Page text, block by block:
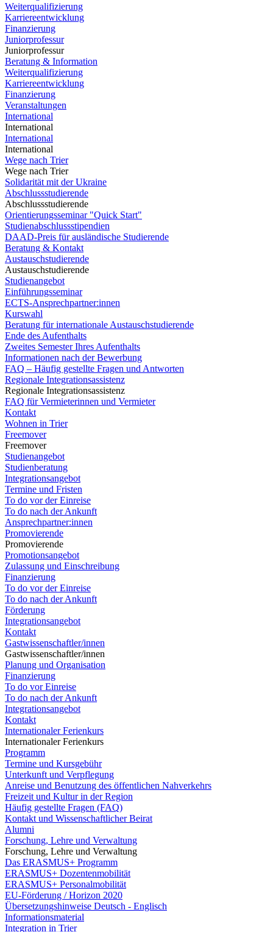
Weiterqualifizierung
Karriereentwicklung
Finanzierung
Juniorprofessur
Juniorprofessur
Beratung & Information
Weiterqualifizierung
Karriereentwicklung
Finanzierung
Veranstaltungen
International
International
International
International
Wege nach Trier
Wege nach Trier
Solidarität mit der Ukraine
Abschlussstudierende
Abschlussstudierende
Orientierungsseminar "Quick Start"
Studienabschlussstipendien
DAAD-Preis für ausländische Studierende
Beratung & Kontakt
Austauschstudierende
Austauschstudierende
Studienangebot
Einführungsseminar
ECTS-Ansprechpartner:innen
Kurswahl
Beratung für internationale Austauschstudierende
Ende des Aufenthalts
Zweites Semester Ihres Aufenthalts
Informationen nach der Bewerbung
FAQ – Häufig gestellte Fragen und Antworten
Regionale Integrationsassistenz
Regionale Integrationsassistenz
FAQ für Vermieterinnen und Vermieter
Kontakt
Wohnen in Trier
Freemover
Freemover
Studienangebot
Studienberatung
Integrationsangebot
Termine und Fristen
To do vor der Einreise
To do nach der Ankunft
Ansprechpartner:innen
Promovierende
Promovierende
Promotionsangebot
Zulassung und Einschreibung
Finanzierung
To do vor der Einreise
To do nach der Ankunft
Förderung
Integrationsangebot
Kontakt
Gastwissenschaftler/innen
Gastwissenschaftler/innen
Planung und Organisation
Finanzierung
To do vor Einreise
To do nach der Ankunft
Integrationsangebot
Kontakt
Internationaler Ferienkurs
Internationaler Ferienkurs
Programm
Termine und Kursgebühr
Unterkunft und Verpflegung
Anreise und Benutzung des öffentlichen Nahverkehrs
Freizeit und Kultur in der Region
Häufig gestellte Fragen (FAQ)
Kontakt und Wissenschaftlicher Beirat
Alumni
Forschung, Lehre und Verwaltung
Forschung, Lehre und Verwaltung
Das ERASMUS+ Programm
ERASMUS+ Dozentenmobilität
ERASMUS+ Personalmobilität
EU-Förderung / Horizon 2020
Übersetzungshinweise Deutsch - Englisch
Informationsmaterial
Integration in Trier